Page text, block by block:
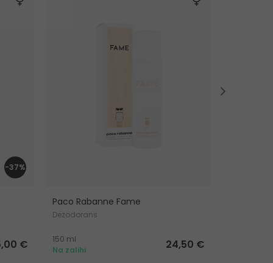
-37%
€
Paco Rabanne Fame
Dezodorans
150 ml
Na zalihi
24,50 €